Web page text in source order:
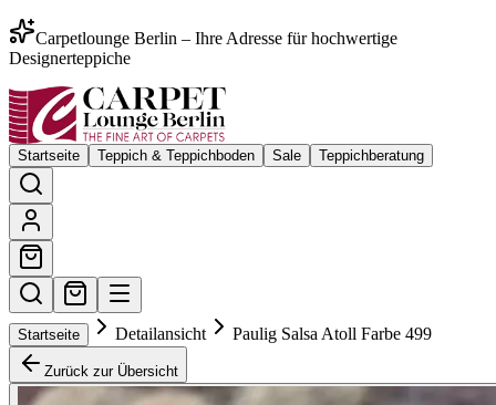
Carpetlounge Berlin – Ihre Adresse für hochwertige
Designerteppiche
Startseite Teppich & Teppichboden Sale Teppichberatung
Startseite Detailansicht Paulig Salsa Atoll Farbe 499
Zurück zur Übersicht